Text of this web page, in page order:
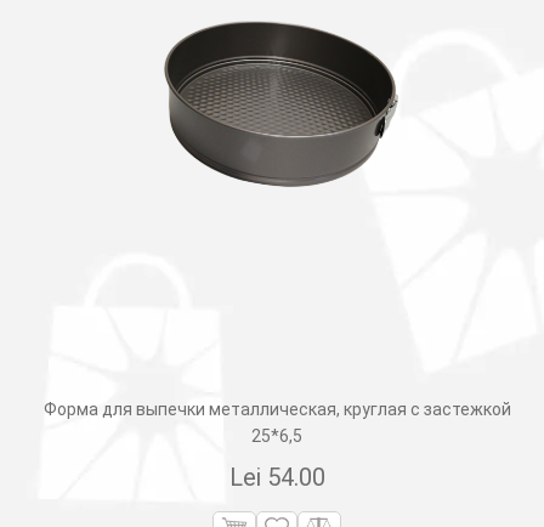
Форма для выпечки металлическая, круглая с застежкой
25*6,5
Lei 54.00